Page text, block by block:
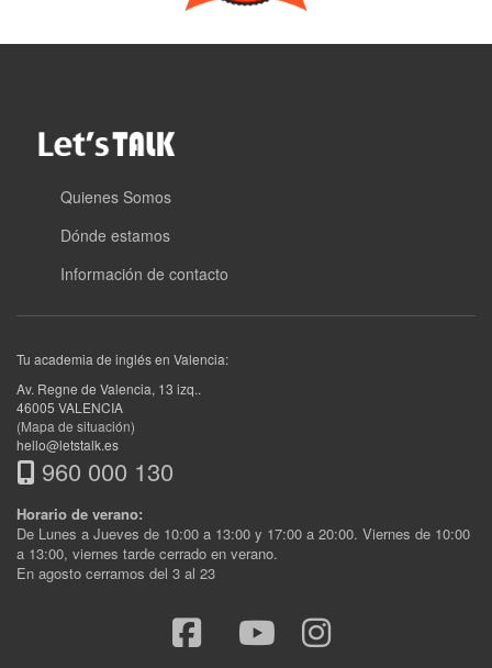
Quienes Somos
Dónde estamos
Información de contacto
Tu academia de inglés en Valencia:
Av. Regne de Valencia, 13 izq..
46005 VALENCIA
(Mapa de situación)
hello@letstalk.es
960 000 130
Horario de verano:
De Lunes a Jueves de 10:00 a 13:00 y 17:00 a 20:00. Viernes de 10:00
a 13:00, viernes tarde cerrado en verano.
En agosto cerramos del 3 al 23